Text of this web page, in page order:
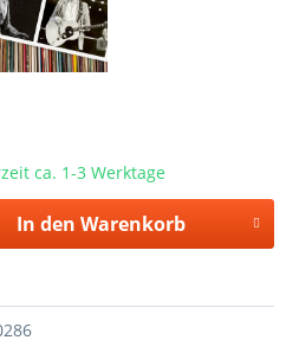
ca. 1-3 Werktage
In den Warenkorb